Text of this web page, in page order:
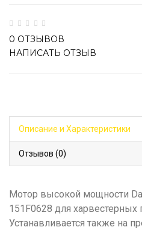
0 ОТЗЫВОВ
НАПИСАТЬ ОТЗЫВ
Описание и Характеристики
Отзывов (0)
Мотор высокой мощности
151F0628 для харвестерных
Устанавливается также на